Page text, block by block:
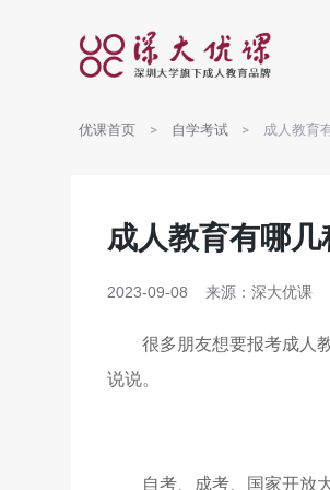
优课首页 自学考试 成人教育
成人教育有哪
2023-09-08 来源：深大优课
很多朋友想要报考成人
说说。
自考、成考、国家开放